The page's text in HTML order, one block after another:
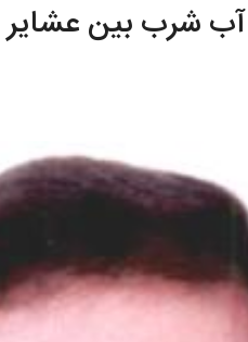
آب شرب بین